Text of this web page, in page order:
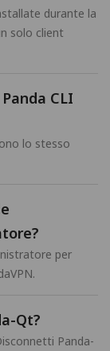
durante la
solo client
CLI
lo stesso
per
Qt?
Panda-